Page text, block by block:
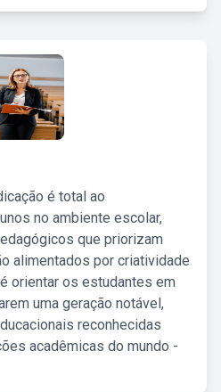
é total ao
no ambiente escolar,
que priorizam
alimentados por criatividade
orientar os estudantes em
uma geração notável,
reconhecidas
acadêmicas do mundo -